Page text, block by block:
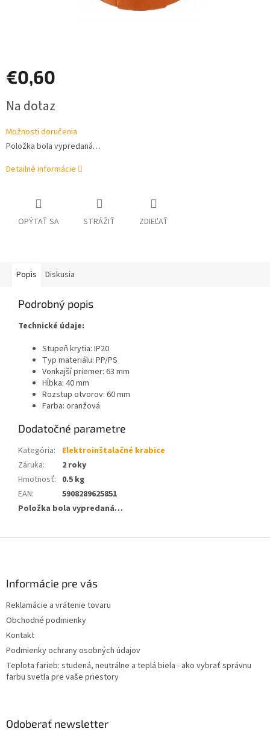
€0,60
cena:
Na dotaz
Možnosti doručenia
Položka bola vypredaná…
Detailné informácie
OPÝTAŤ SA STRÁŽIŤ ZDIEĽAŤ
Popis Diskusia
Podrobný popis
Technické údaje:
Stupeň krytia: IP20
Typ materiálu: PP/PS
Vonkajší priemer: 63 mm
Hĺbka: 40 mm
Rozstup otvorov: 60 mm
Farba: oranžová
Dodatočné parametre
Kategória:
Elektroinštalačné krabice
Záruka:
2 roky
Hmotnosť: 0.5 kg
EAN:
5908289625851
Položka bola vypredaná…
Informácie pre vás
Reklamácie a vrátenie tovaru
Obchodné podmienky
Kontakt
Podmienky ochrany osobných údajov
Teplota farieb: studená, neutrálne a teplá biela - ako vybrať správnu
farbu svetla pre vaše priestory
Odoberať newsletter